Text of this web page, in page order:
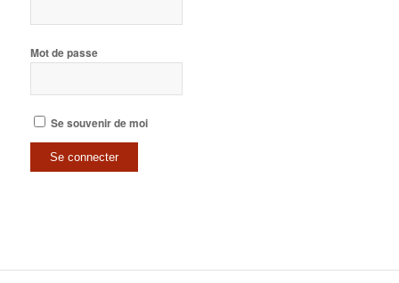
Mot de passe
Se souvenir de moi